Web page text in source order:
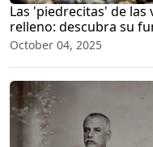
Las 'piedrecitas' de
relleno: descubra su
October 04, 2025